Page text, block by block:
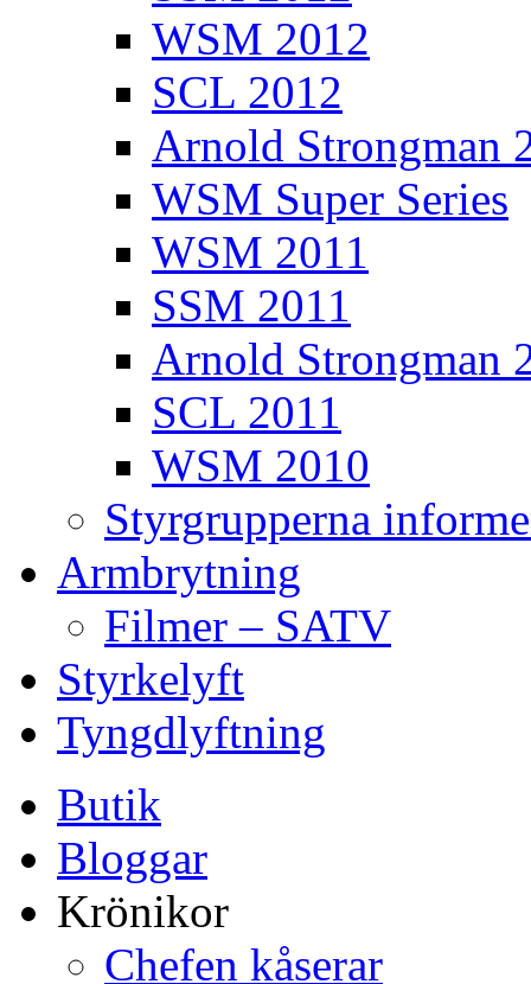
WSM 2012
SCL 2012
Arnold Strongman
WSM Super Series
WSM 2011
SSM 2011
Arnold Strongman
SCL 2011
WSM 2010
Styrgrupperna
Armbrytning
Filmer – SATV
Styrkelyft
Tyngdlyftning
Butik
Bloggar
Krönikor
Chefen kåserar